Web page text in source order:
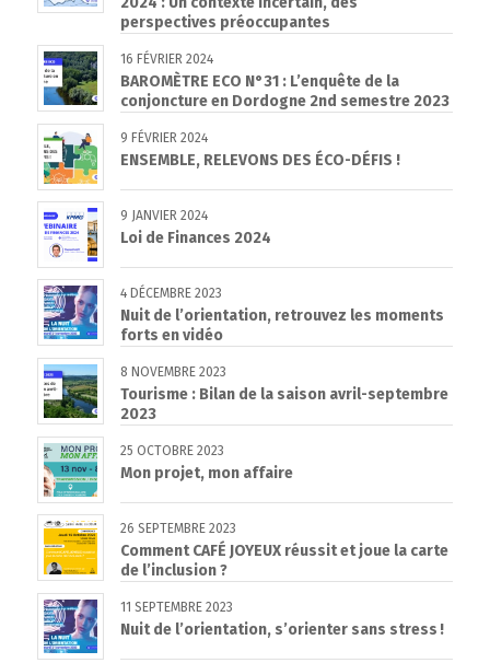
perspectives préoccupantes
16 FÉVRIER 2024
BAROMÈTRE ECO N°31 : L’enquête de la
conjoncture en Dordogne 2nd semestre 2023
9 FÉVRIER 2024
ENSEMBLE, RELEVONS DES ÉCO-DÉFIS !
9 JANVIER 2024
Loi de Finances 2024
4 DÉCEMBRE 2023
Nuit de l’orientation, retrouvez les moments
forts en vidéo
8 NOVEMBRE 2023
Tourisme : Bilan de la saison avril-septembre
2023
25 OCTOBRE 2023
Mon projet, mon affaire
26 SEPTEMBRE 2023
Comment CAFÉ JOYEUX réussit et joue la carte
de l’inclusion ?
11 SEPTEMBRE 2023
Nuit de l’orientation, s’orienter sans stress !